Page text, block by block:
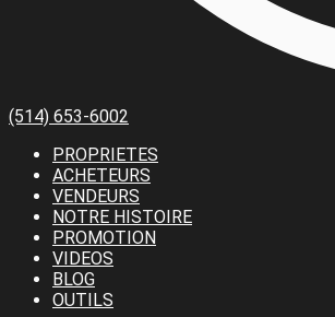
(514) 653-6002
PROPRIETES
ACHETEURS
VENDEURS
NOTRE HISTOIRE
PROMOTION
VIDEOS
BLOG
OUTILS